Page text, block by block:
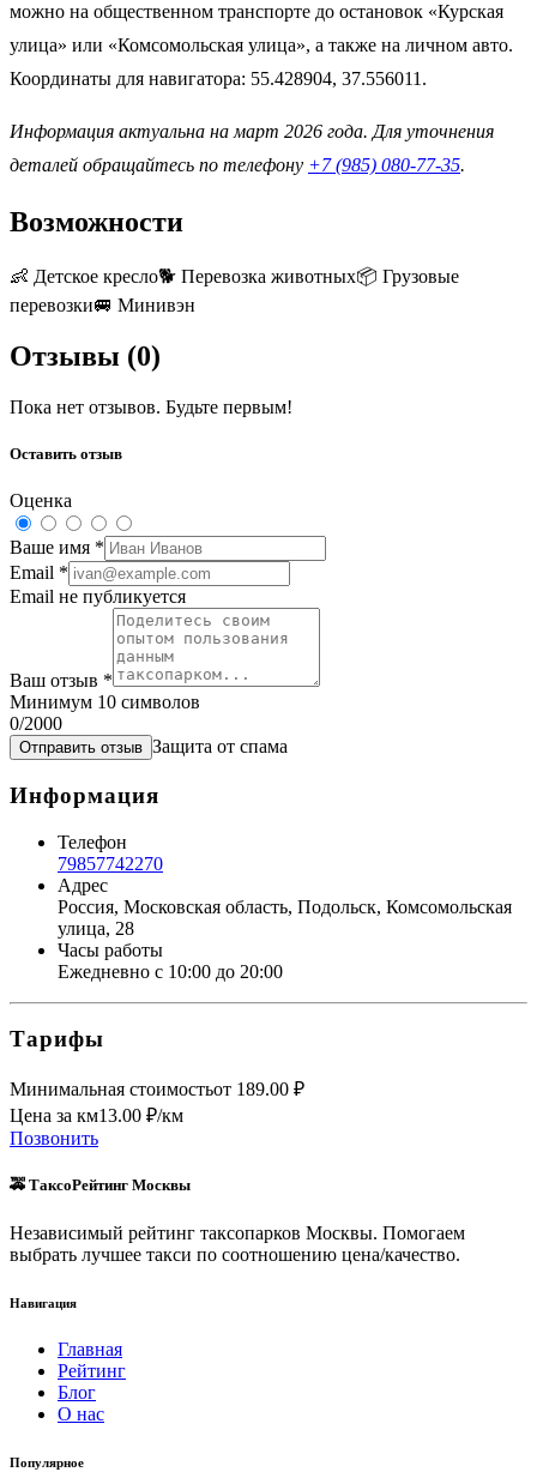
можно на общественном транспорте до остановок «Курская
улица» или «Комсомольская улица», а также на личном авто.
Координаты для навигатора: 55.428904, 37.556011.
Информация актуальна на март 2026 года. Для уточнения
деталей обращайтесь по телефону +7 (985) 080-77-35.
Возможности
👶 Детское кресло🐕 Перевозка животных📦 Грузовые
перевозки🚐 Минивэн
Отзывы (0)
Пока нет отзывов. Будьте первым!
Оставить отзыв
Оценка
Ваше имя *
Email *
Email не публикуется
Ваш отзыв *
Минимум 10 символов
0/2000
Отправить отзыв Защита от спама
Информация
Телефон
79857742270
Адрес
Россия, Московская область, Подольск, Комсомольская
улица, 28
Часы работы
Ежедневно с 10:00 до 20:00
Тарифы
Минимальная стоимостьот 189.00 ₽
Цена за км13.00 ₽/км
Позвонить
🚕 ТаксоРейтинг Москвы
Независимый рейтинг таксопарков Москвы. Помогаем
выбрать лучшее такси по соотношению цена/качество.
Навигация
Главная
Рейтинг
Блог
О нас
Популярное